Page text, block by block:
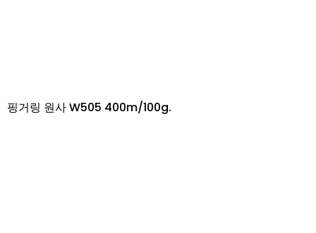
핑거링 원사 W505 400m/100g.